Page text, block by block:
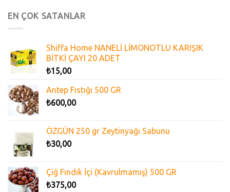
EN ÇOK SATANLAR
Shiffa Home NANELİ LİMONOTLU KARIŞIK
BİTKİ ÇAYI 20 ADET
₺15,00
Antep Fıstığı 500 GR
₺600,00
ÖZGÜN 250 gr Zeytinyağı Sabunu
₺30,00
Çiğ Fındık İçi (Kavrulmamış) 500 GR
₺375,00